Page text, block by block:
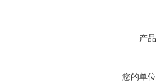
产品
您的单位